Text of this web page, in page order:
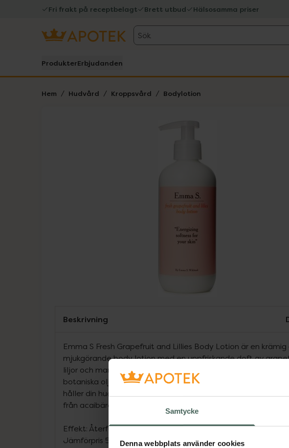
Samtycke
Denna webbplats använder cookies
Fri frakt på receptbelagt Brett utbud Hälsosamma priser
Sök
ProdukterErbjudanden
Hem Hudvård Kroppsvård Bodylotion
Beskrivning
Emma S Fresh Grapefruit and Lillies Body Lotion är en krämig
mjukgörande body lotion med en uppfriskande doft av
liljor och mandarin som ger dig och din kropp energi. Närande
botaniska oljor från kokos, aprikos, macadamianöt och
håller din hud mjuk och len. Innehåller skyddande
från acaibäret samt Vitamin E. 350 ml.
Effekt: Återfuktande, mjukgörande och förbättrar
Jämförpris 568,57 kr/ l